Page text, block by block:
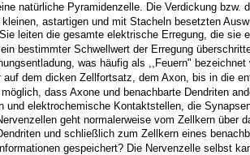
natürliche Pyramidenzelle. Die Verdickung bzw.
astartigen und mit Stacheln besetzten
leiten die gesamte elektrische Erregung, die sie
bestimmter Schwellwert der Erregung
was häufig als ,,Feuern" bezeichnet
auf dem dicken Zellfortsatz, dem Axon, bis in die
dass Axone und benachbarte Dendriten
und elektrochemische Kontaktstellen, die
geht normalerweise vom Zellkern über
und schließlich zum Zellkern eines
gespeichert? Die Nervenzelle selbst